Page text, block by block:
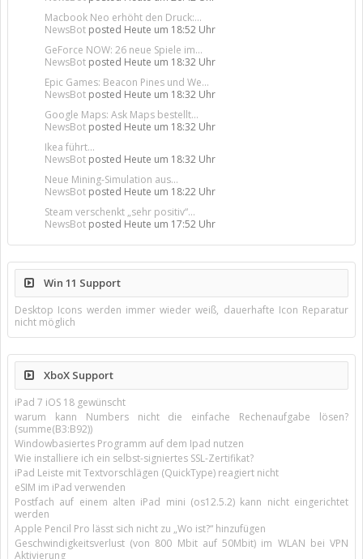
Macbook Neo erhöht den Druck:...
NewsBot posted Heute um 18:52 Uhr
GeForce NOW: 26 neue Spiele im...
NewsBot posted Heute um 18:32 Uhr
Epic Games: Beacon Pines und We...
NewsBot posted Heute um 18:32 Uhr
Google Maps: Ask Maps bestellt...
NewsBot posted Heute um 18:32 Uhr
Ikea führt...
NewsBot posted Heute um 18:32 Uhr
Neue Mining-Simulation aus...
NewsBot posted Heute um 18:22 Uhr
Steam verschenkt „sehr positiv“...
NewsBot posted Heute um 17:52 Uhr
Win 11 Support
Desktop Icons werden immer wieder weiß, dauerhafte Icon Reparatur
nicht möglich
XboX Support
iPad 7 iOS 18 gewünscht
warum kann Numbers nicht die einfache Rechenaufgabe lösen?
(summe(B3:B92))
Windowbasiertes Programm auf dem Ipad nutzen
Wie installiere ich ein selbst-signiertes SSL-Zertifikat?
iPad Leiste mit Textvorschlägen (QuickType) reagiert nicht
eSIM im iPad verwenden
Postfach auf einem alten iPad mini (os12.5.2) kann nicht eingerichtet
werden
Apple Pencil Pro lässt sich nicht zu „Wo ist?“ hinzufügen
Geschwindigkeitsverlust (von 800 Mbit auf 50Mbit) im WLAN bei VPN
Aktivierung